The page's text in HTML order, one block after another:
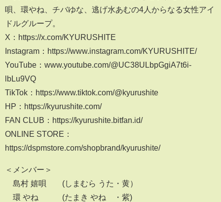
唄、環やね、チバゆな、逃げ水あむの4人からなる女性アイ
ドルグループ。
X：https://x.com/KYURUSHITE
Instagram：https://www.instagram.com/KYURUSHITE/
YouTube：www.youtube.com/@UC38ULbpGgiA7t6i-
lbLu9VQ
TikTok：https://www.tiktok.com/@kyurushite
HP：https://kyurushite.com/
FAN CLUB：https://kyurushite.bitfan.id/
ONLINE STORE：
https://dspmstore.com/shopbrand/kyurushite/
＜メンバー＞
島村 嬉唄 (しまむら うた・黄）
環 やね (たまき やね ・紫)